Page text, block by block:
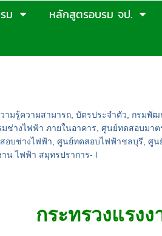
ม
หลักสูตรอบรม จป.
ามรู้ความสามารถ ,บัตรประจำตัว
กรมพัฒ
มช่างไฟฟ้า ภายในอาคาร ,ศูนย์ทดสอบมาต
อบช่างไฟฟ้า ,ศูนย์ทดสอบไฟฟ้าชลบุรี ,ศูน
น ไฟฟ้า สมุทรปราการ- l
กระทรวงแรงง